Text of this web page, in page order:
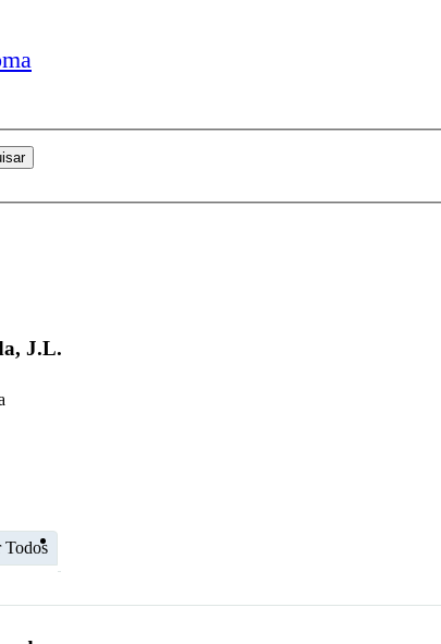
J.L.
Todos